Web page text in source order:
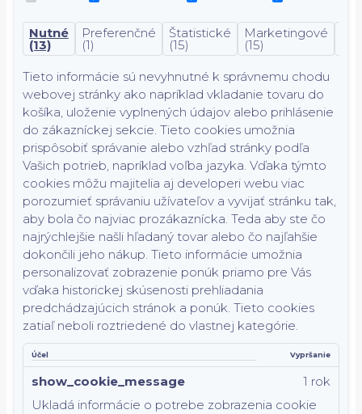
Nutné
(13)
Preferenčné
(1)
Štatistické
(15)
Marketingové
(15)
Tieto informácie sú nevyhnutné k správnemu chodu
webovej stránky ako napríklad vkladanie tovaru do
košíka, uloženie vyplnených údajov alebo prihlásenie
do zákazníckej sekcie. Tieto cookies umožnia
prispôsobiť správanie alebo vzhľad stránky podľa
Vašich potrieb, napríklad voľba jazyka. Vďaka týmto
cookies môžu majitelia aj developeri webu viac
porozumieť správaniu užívateľov a vyvijať stránku tak,
aby bola čo najviac prozákaznícka. Teda aby ste čo
najrýchlejšie našli hľadaný tovar alebo čo najľahšie
dokončili jeho nákup. Tieto informácie umožnia
personalizovať zobrazenie ponúk priamo pre Vás
vďaka historickej skúsenosti prehliadania
predchádzajúcich stránok a ponúk. Tieto cookies
zatiaľ neboli roztriedené do vlastnej kategórie.
Účel Vypršanie
show_cookie_message
Ukladá informácie o potrebe zobrazenia cookie
1 rok